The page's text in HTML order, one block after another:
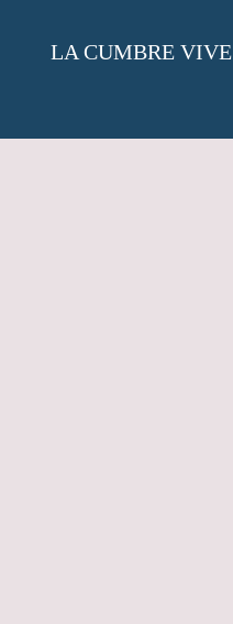
LA CUMBRE VIVE